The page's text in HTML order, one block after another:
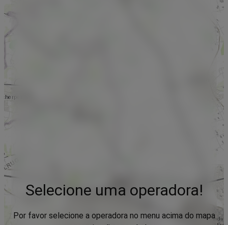
Selecione uma operadora!
Por favor selecione a operadora no menu acima do mapa